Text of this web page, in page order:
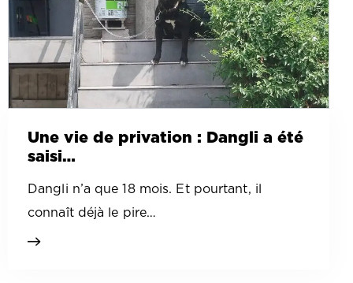
Une vie de privation : Dangli a été
saisi…
Dangli n’a que 18 mois. Et pourtant, il
connaît déjà le pire…